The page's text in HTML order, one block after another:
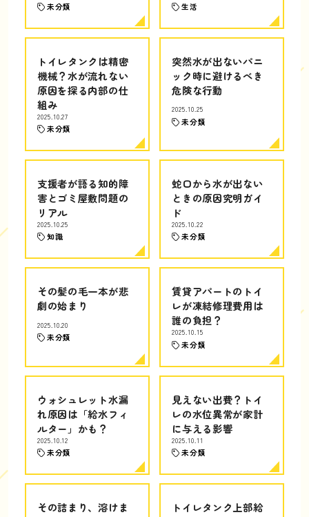
未分類 生活
トイレタンクは精密
機械？水が流れない
原因を探る内部の仕
組み
2025.10.27
未分類
突然水が出ないパニ
ック時に避けるべき
危険な行動
2025.10.25
未分類
支援者が語る知的障
害とゴミ屋敷問題の
リアル
2025.10.25
知識
蛇口から水が出ない
ときの原因究明ガイ
ド
2025.10.22
未分類
その髪の毛一本が悲
劇の始まり
2025.10.20
未分類
賃貸アパートのトイ
レが凍結修理費用は
誰の負担？
2025.10.15
未分類
ウォシュレット水漏
れ原因は「給水フィ
ルター」かも？
2025.10.12
未分類
見えない出費？トイ
レの水位異常が家計
に与える影響
2025.10.11
未分類
その詰まり、溶けま
トイレタンク上部給